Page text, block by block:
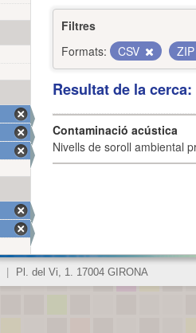
Filtres
Formats:
CSV
Resultat de la
Contaminació acústica
Nivells de soroll ambiental
Pl. del Vi, 1. 17004 GIRONA